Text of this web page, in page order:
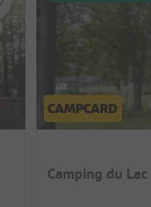
Camping du Lac